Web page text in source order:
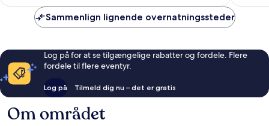
anmeldelser
Sammenlign lignende overnatningssteder
Log på for at se tilgængelige rabatter og fordele. Flere
fordele til flere eventyr.
Log på Tilmeld dig nu – det er gratis
Om området